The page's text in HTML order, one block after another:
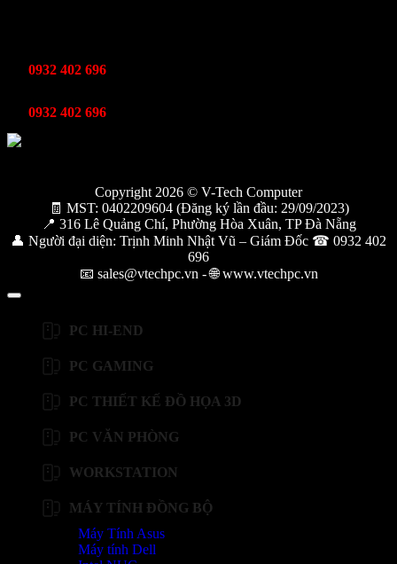
0932 402 696
0932 402 696
Copyright 2026 © V-Tech Computer
🧾 MST: 0402209604 (Đăng ký lần đầu: 29/09/2023)
📍 316 Lê Quảng Chí, Phường Hòa Xuân, TP Đà Nẵng
👤 Người đại diện: Trịnh Minh Nhật Vũ – Giám Đốc ☎ 0932 402
696
📧 sales@vtechpc.vn - 🌐 www.vtechpc.vn
PC HI-END
PC GAMING
PC THIẾT KẾ ĐỒ HỌA 3D
PC VĂN PHÒNG
WORKSTATION
MÁY TÍNH ĐỒNG BỘ
Máy Tính Asus
Máy tính Dell